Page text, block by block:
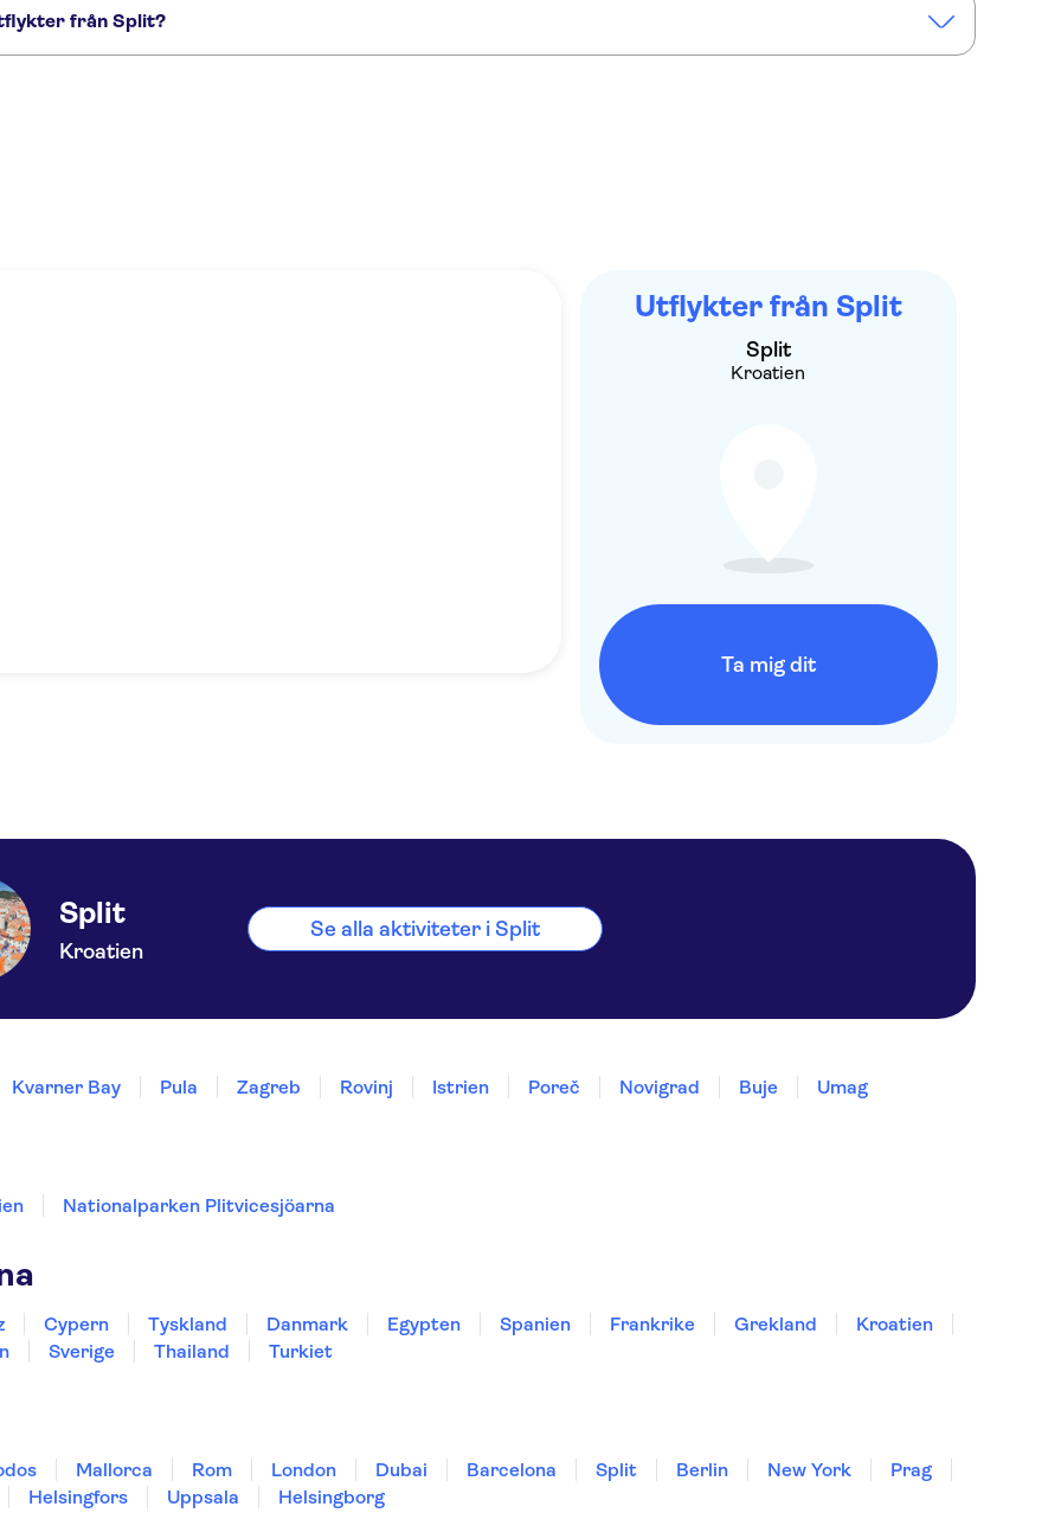
från Split?
Utflykter från Split
Split
Kroatien
Ta mig dit
Split
Kroatien
Se alla aktiviteter i Split
Kvarner Bay Pula Zagreb Rovinj Istrien Poreč Novigrad Buje
Umag
Nationalparken Plitvicesjöarna
Cypern Tyskland Danmark Egypten Spanien Frankrike Grekland
Kroatien
Sverige Thailand
Turkiet
Mallorca Rom London Dubai Barcelona Split Berlin New York
Prag
Helsingfors Uppsala Helsingborg